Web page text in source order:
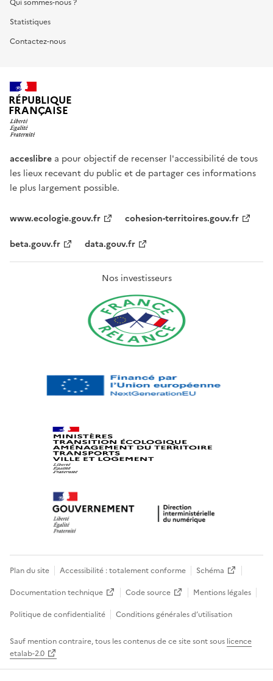
Qui sommes-nous ?
Statistiques
Contactez-nous
RÉPUBLIQUE
FRANÇAISE
acceslibre a pour objectif de recenser l'accessibilité de tous
les lieux recevant du public et de partager ces informations
le plus largement possible.
www.ecologie.gouv.fr
cohesion-territoires.gouv.fr
beta.gouv.fr
data.gouv.fr
Nos investisseurs
Plan du site Accessibilité : totalement conforme
Schéma
Documentation technique
Code source
Mentions légales
Politique de confidentialité
Conditions générales d’utilisation
Sauf mention contraire, tous les contenus de ce site sont sous licence
etalab-2.0